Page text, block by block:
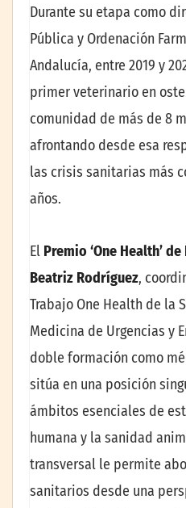
Durante su etapa como
Pública y Ordenación
Andalucía, entre 2019 y
primer veterinario en
comunidad de más de 8
afrontando desde esa
las crisis sanitarias más
años.
El Premio ‘One Health’ de
Beatriz Rodríguez,
Trabajo One Health de la
Medicina de Urgencias y
doble formación como
sitúa en una posición
ámbitos esenciales de
humana y la sanidad
transversal le permite
sanitarios desde una